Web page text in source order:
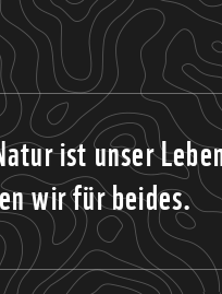
ist unser
wir für beides.